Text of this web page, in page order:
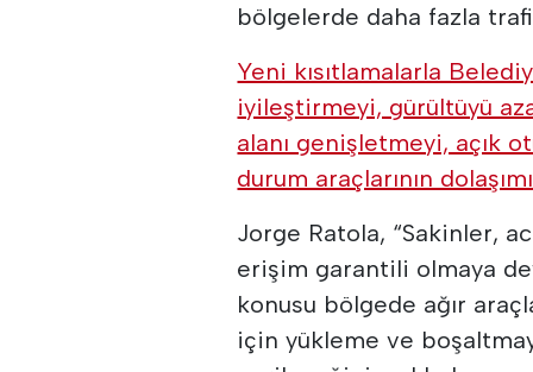
bölgelerde daha fazla
Yeni kısıtlamalarla
iyileştirmeyi, gürültüyü
alanı genişletmeyi, açık
durum araçlarının
Jorge Ratola, “Sakinler,
erişim garantili olmaya
konusu bölgede ağır
için yükleme ve